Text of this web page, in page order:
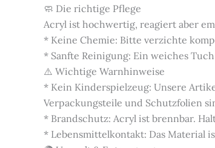
🧼 Die richtige Pflege
Acryl ist hochwertig, reagiert aber
* Keine Chemie: Bitte verzichte
* Sanfte Reinigung: Ein weiches
⚠️ Wichtige Warnhinweise
* Kein Kinderspielzeug: Unsere
Verpackungsteile und Schutzfolien
* Brandschutz: Acryl ist brennbar.
* Lebensmittelkontakt: Das Material